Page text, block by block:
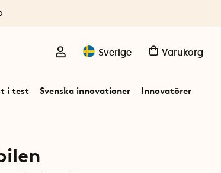
Sverige Varukorg
i test Svenska innovationer Innovatörer